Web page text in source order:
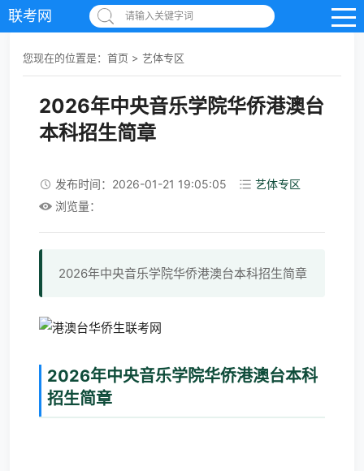
联考网 请输入关键字词
您现在的位置是： 首页 > 艺体专区
2026年中央音乐学院华侨港澳台
本科招生简章
发布时间：2026-01-21 19:05:05
艺体专区
浏览量：
2026年中央音乐学院华侨港澳台本科招生简章
2026年中央音乐学院华侨港澳台本科
招生简章